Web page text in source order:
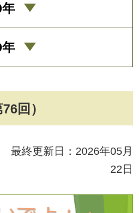
回）
最終更新日：2026年05月
22日